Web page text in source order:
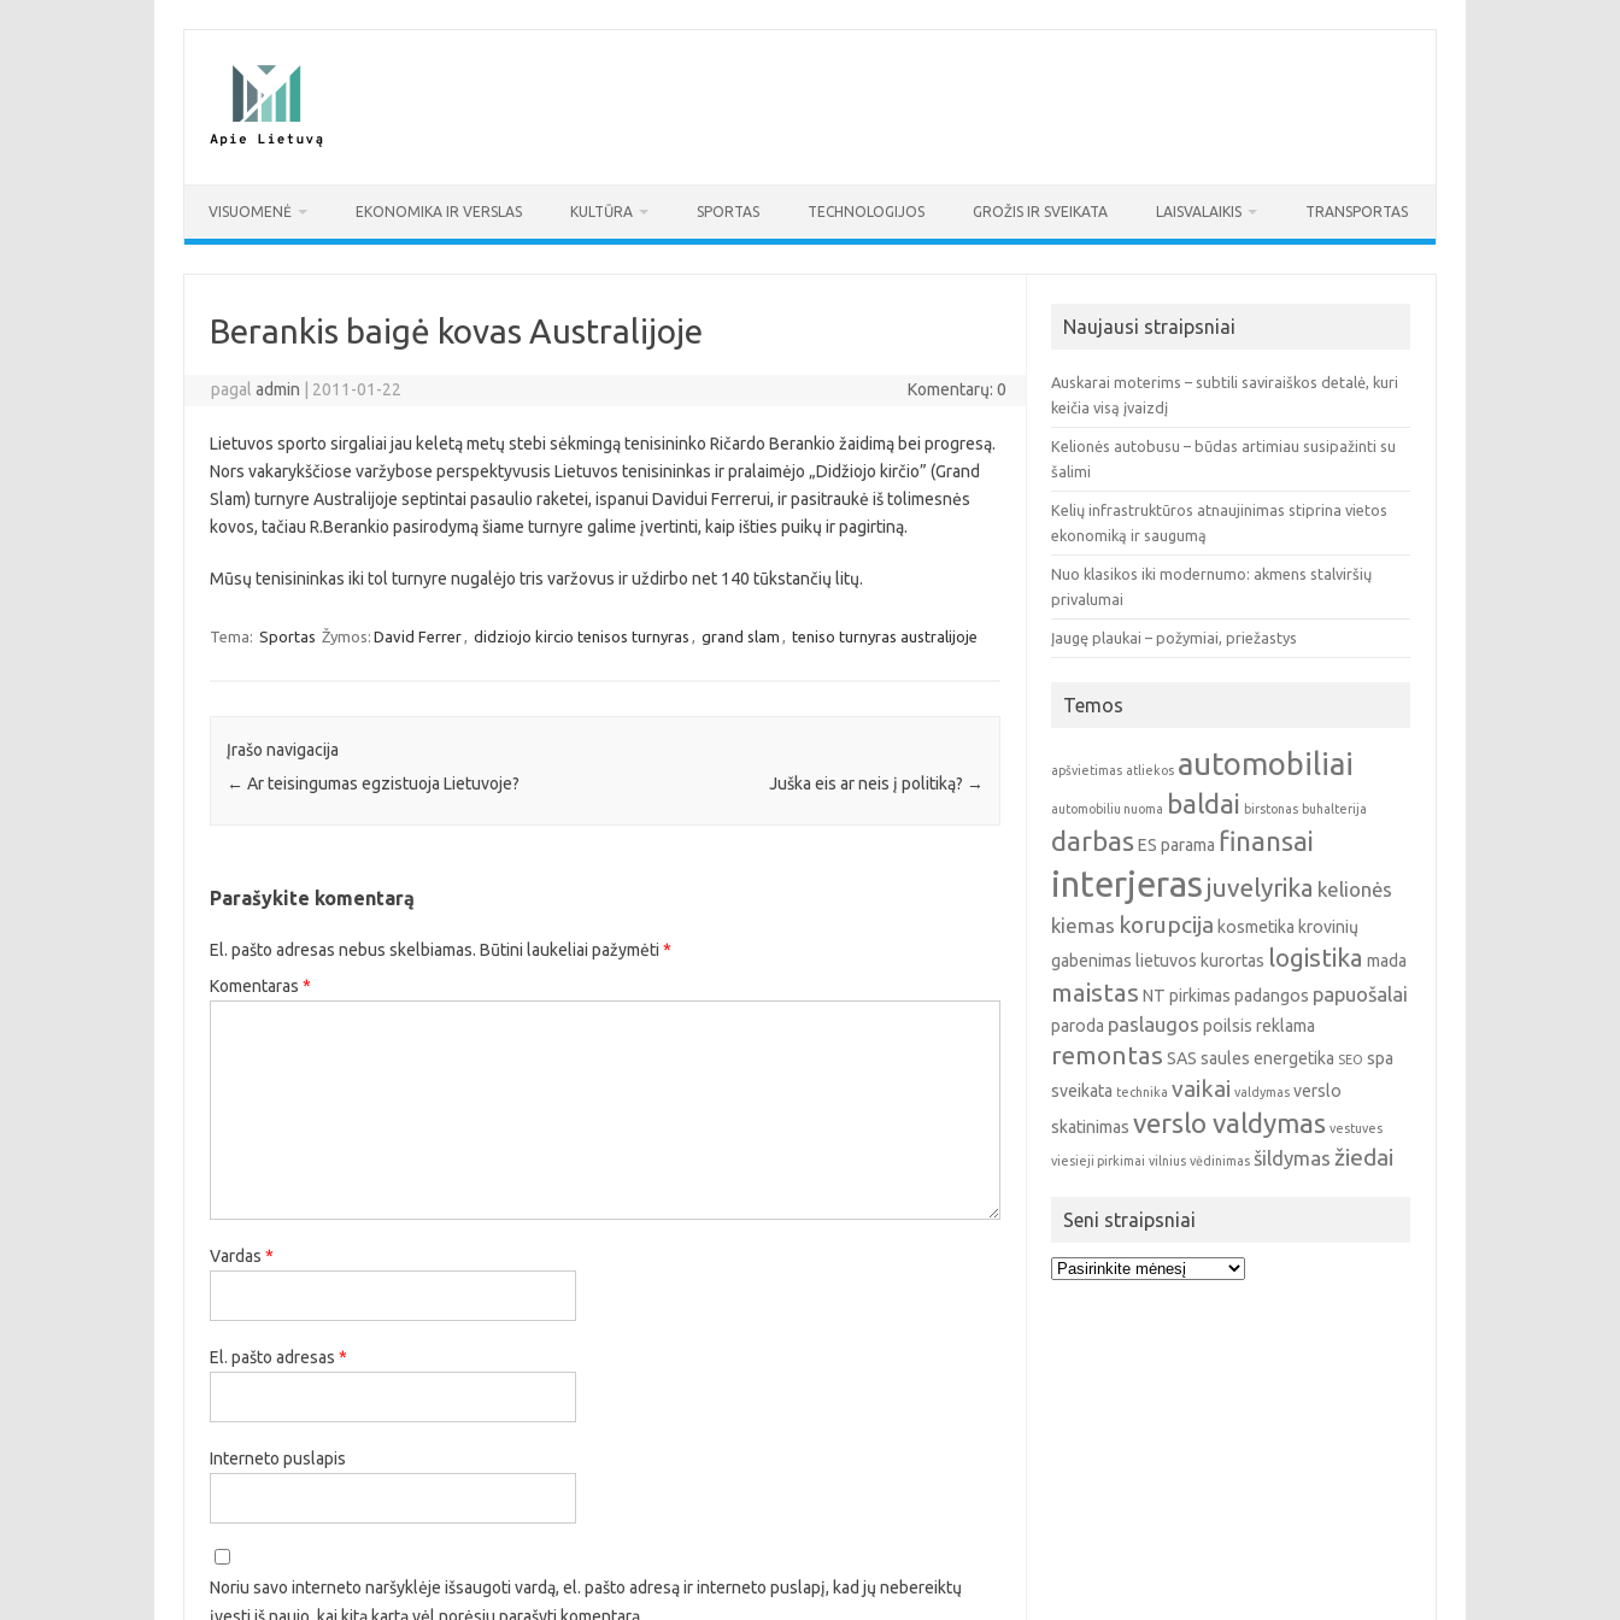
VISUOMENĖ EKONOMIKA IR VERSLAS KULTŪRA SPORTAS TECHNOLOGIJOS GROŽIS IR SVEIKATA LAISVALAIKIS TRANSPORTAS
Berankis baigė kovas Australijoje
pagaladmin 2011-01-22 Komentarų: 0
Lietuvos sporto sirgaliai jau keletą metų stebi sėkmingą tenisininko Ričardo Berankio žaidimą bei progresą.
Nors vakarykščiose varžybose perspektyvusis Lietuvos tenisininkas ir pralaimėjo „Didžiojo kirčio” (Grand
Slam) turnyre Australijoje septintai pasaulio raketei, ispanui Davidui Ferrerui, ir pasitraukė iš tolimesnės
kovos, tačiau R.Berankio pasirodymą šiame turnyre galime įvertinti, kaip išties puikų ir pagirtiną.
Mūsų tenisininkas iki tol turnyre nugalėjo tris varžovus ir uždirbo net 140 tūkstančių litų.
Tema: Sportas Žymos: David Ferrer, didziojo kircio tenisos turnyras , grand slam , teniso turnyras australijoje
Įrašo navigacija
← Ar teisingumas egzistuoja Lietuvoje? Juška eis ar neis į politiką? →
Parašykite komentarą
El. pašto adresas nebus skelbiamas. Būtini laukeliai pažymėti *
Komentaras *
Vardas *
El. pašto adresas *
Interneto puslapis
Noriu savo interneto naršyklėje išsaugoti vardą, el. pašto adresą ir interneto puslapį, kad jų nebereiktų
Naujausi straipsniai
Auskarai moterims – subtili saviraiškos detalė, kuri
keičia visą įvaizdį
Kelionės autobusu – būdas artimiau susipažinti su
šalimi
Kelių infrastruktūros atnaujinimas stiprina vietos
ekonomiką ir saugumą
Nuo klasikos iki modernumo: akmens stalviršių
privalumai
Įaugę plaukai – požymiai, priežastys
Temos
apšvietimas atliekos automobiliai
automobiliu nuoma baldai birstonas buhalterija
darbas ES parama finansai
interjeras juvelyrika kelionės
kiemas korupcija kosmetika krovinių
gabenimas lietuvos kurortas logistika mada
maistas NT pirkimas padangos papuošalai
paroda paslaugos poilsis reklama
remontas SAS saules energetika SEO spa
sveikata technika vaikai valdymas verslo
skatinimas verslo valdymas vestuves
viesieji pirkimai vilnius vėdinimas šildymas žiedai
Seni straipsniai
Seni